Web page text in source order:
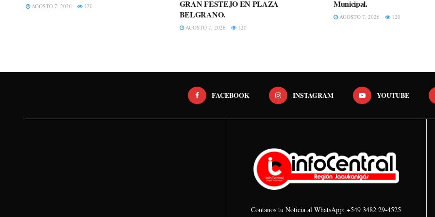
AGOSTO 7, 2026 120
GRAN FESTEJO EN PLAZA
BELGRANO.
AGOSTO 7, 2026 120
Municipal.
AGOSTO 7, 2026 120
FACEBOOK INSTAGRAM YOUTUBE
Contanos tu Noticia al WhatsApp: +549 3482 29-4525